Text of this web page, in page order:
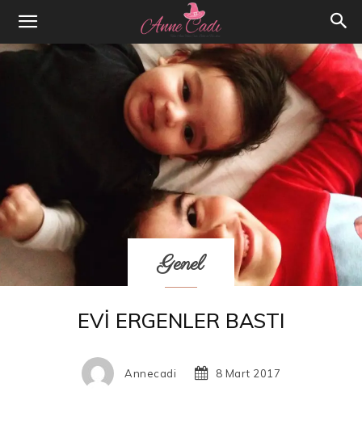
Genel
EVI ERGENLER BASTI
Annecadi 8 Mart 2017